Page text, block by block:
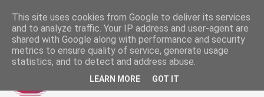
This site uses cookies from Google to deliver its services
and to analyze traffic. Your IP address and user-agent are
shared with Google along with performance and security
metrics to ensure quality of service, generate usage
statistics, and to detect and address abuse.
LEARN MORE GOT IT